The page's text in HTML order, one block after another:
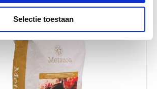
Selectie toestaan